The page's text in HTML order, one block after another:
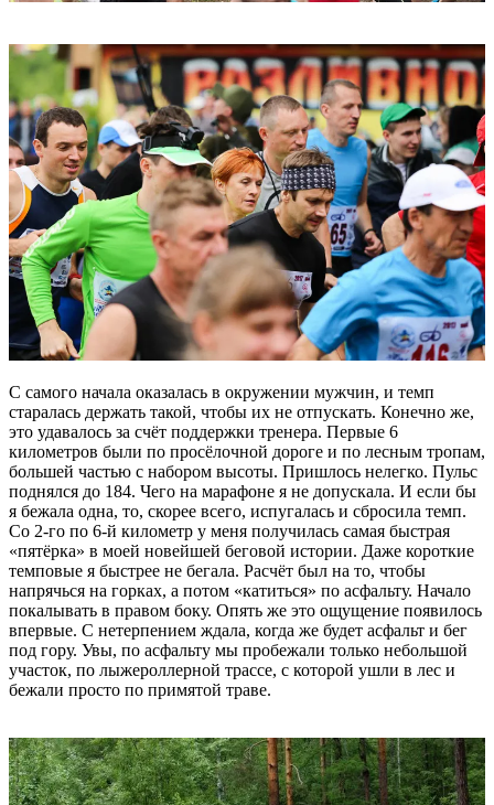
С самого начала оказалась в окружении мужчин, и темп
старалась держать такой, чтобы их не отпускать. Конечно же,
это удавалось за счёт поддержки тренера. Первые 6
километров были по просёлочной дороге и по лесным тропам,
большей частью с набором высоты. Пришлось нелегко. Пульс
поднялся до 184. Чего на марафоне я не допускала. И если бы
я бежала одна, то, скорее всего, испугалась и сбросила темп.
Со 2-го по 6-й километр у меня получилась самая быстрая
«пятёрка» в моей новейшей беговой истории. Даже короткие
темповые я быстрее не бегала. Расчёт был на то, чтобы
напрячься на горках, а потом «катиться» по асфальту. Начало
покалывать в правом боку. Опять же это ощущение появилось
впервые. С нетерпением ждала, когда же будет асфальт и бег
под гору. Увы, по асфальту мы пробежали только небольшой
участок, по лыжероллерной трассе, с которой ушли в лес и
бежали просто по примятой траве.